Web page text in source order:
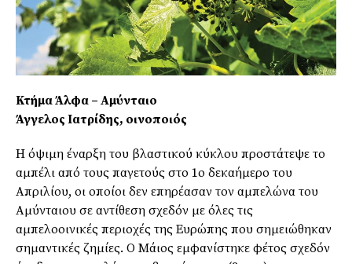
Κτήμα Άλφα – Αμύνταιο
Άγγελος Ιατρίδης, οινοποιός
H όψιμη έναρξη του βλαστικού κύκλου προστάτεψε το
αμπέλι από τους παγετούς στο 1ο δεκαήμερο του
Απριλίου, οι οποίοι δεν επηρέασαν τον αμπελώνα του
Αμύνταιου σε αντίθεση σχεδόν με όλες τις
αμπελοοινικές περιοχές της Ευρώπης που σημειώθηκαν
σημαντικές ζημίες. Ο Μάιος εμφανίστηκε φέτος σχεδόν